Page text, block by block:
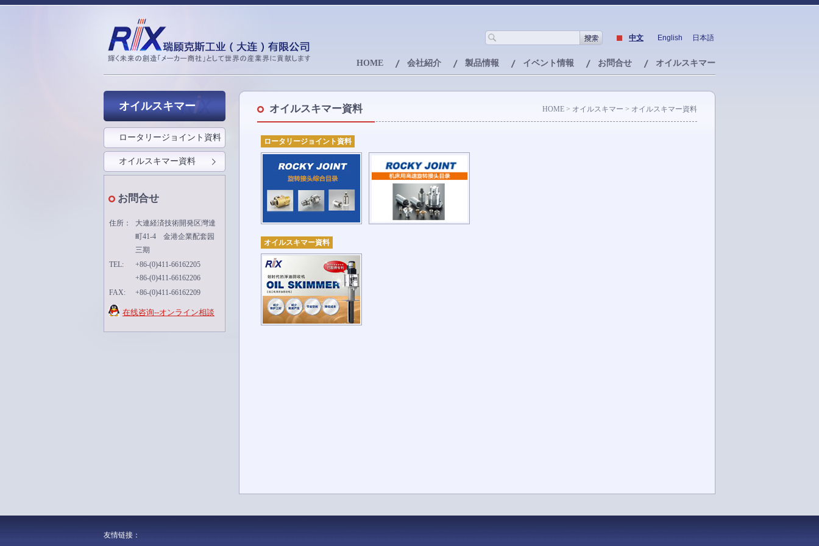
中文 English 日本語
HOME 会社紹介 製品情報 イベント情報 お問合せ オイルスキマー
オイルスキマー
ロータリージョイント資料
オイルスキマー資料
お問合せ
住所：
大連経済技術開発区灣達
町41-4 金港企業配套园
三期
TEL:
+86-(0)411-66162205
+86-(0)411-66162206
FAX:
+86-(0)411-66162209
在线咨询--オンライン相談
オイルスキマー資料 HOME > オイルスキマー > オイルスキマー資料
ロータリージョイント資料
オイルスキマー資料
友情链接：